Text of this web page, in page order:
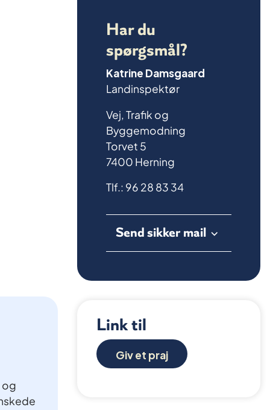
Har du
spørgsmål?
Katrine Damsgaard
Landinspektør
Vej, Trafik og
Byggemodning
Torvet 5
7400 Herning
Tlf.: 96 28 83 34
Send sikker mail
Link til
Giv et praj